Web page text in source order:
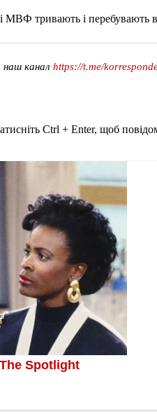
тривають і перебувають в
наш канал https://t.me/
Ctrl + Enter, щоб